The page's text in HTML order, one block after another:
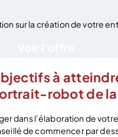
sur la création de votre
à
robot de
dans l’élaboration de
de commencer par